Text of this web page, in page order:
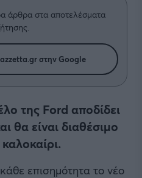
άρθρα στα αποτελέσματα
στην Google
της Ford αποδίδει
θα είναι διαθέσιμο
επισημότητα το νέο